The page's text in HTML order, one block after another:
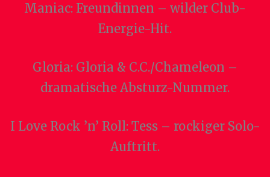
Maniac: Freundinnen – wilder Club-
Energie-Hit.
Gloria: Gloria & C.C./Chameleon –
dramatische Absturz-Nummer.
I Love Rock ’n’ Roll: Tess – rockiger Solo-
Auftritt.